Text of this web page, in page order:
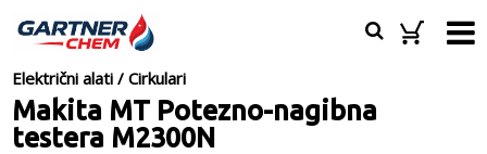
Električni alati /Cirkulari
Makita MT Potezno-nagibna
testera M2300N